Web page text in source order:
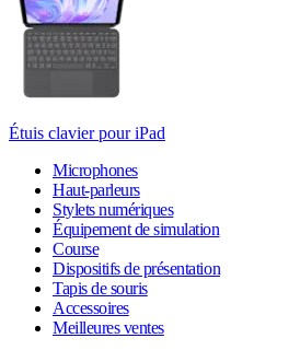
Étuis clavier pour iPad
Microphones
Haut-parleurs
Stylets numériques
Équipement de simulation
Course
Dispositifs de présentation
Tapis de souris
Accessoires
Meilleures ventes